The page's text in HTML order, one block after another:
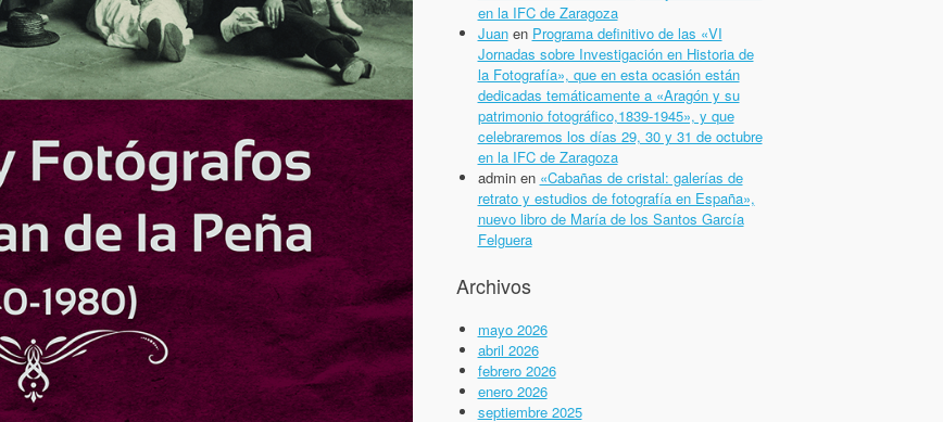
en la IFC de Zaragoza
Juanen Programa definitivo de las «VI
Jornadas sobre Investigación en Historia de
la Fotografía», que en esta ocasión están
dedicadas temáticamente a «Aragón y su
patrimonio fotográfico,1839-1945», y que
celebraremos los días 29, 30 y 31 de octubre
en la IFC de Zaragoza
adminen «Cabañas de cristal: galerías de
retrato y estudios de fotografía en España»,
nuevo libro de María de los Santos García
Felguera
Archivos
mayo 2026
abril 2026
febrero 2026
enero 2026
septiembre 2025